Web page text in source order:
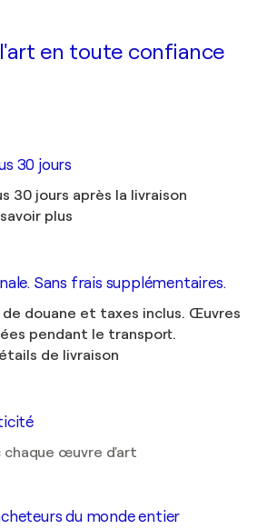
en toute confiance
30 jours
30 jours après la livraison
savoir plus
Sans frais supplémentaires.
de douane et taxes inclus. Œuvres
pendant le transport.
de livraison
chaque œuvre d'art
du monde entier